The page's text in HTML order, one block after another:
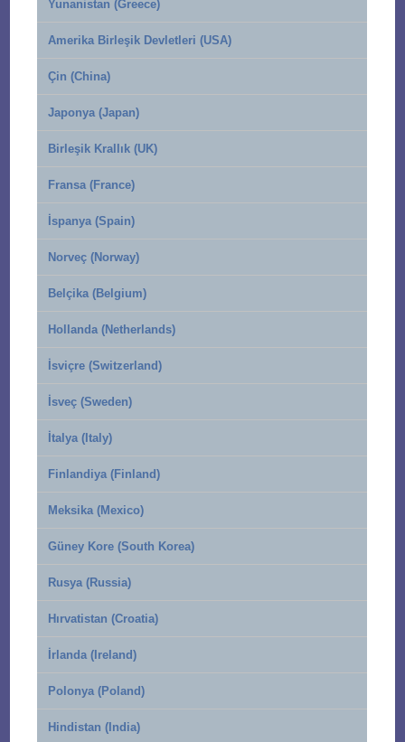
Yunanistan (Greece)
Amerika Birleşik Devletleri (USA)
Çin (China)
Japonya (Japan)
Birleşik Krallık (UK)
Fransa (France)
İspanya (Spain)
Norveç (Norway)
Belçika (Belgium)
Hollanda (Netherlands)
İsviçre (Switzerland)
İsveç (Sweden)
İtalya (Italy)
Finlandiya (Finland)
Meksika (Mexico)
Güney Kore (South Korea)
Rusya (Russia)
Hırvatistan (Croatia)
İrlanda (Ireland)
Polonya (Poland)
Hindistan (India)